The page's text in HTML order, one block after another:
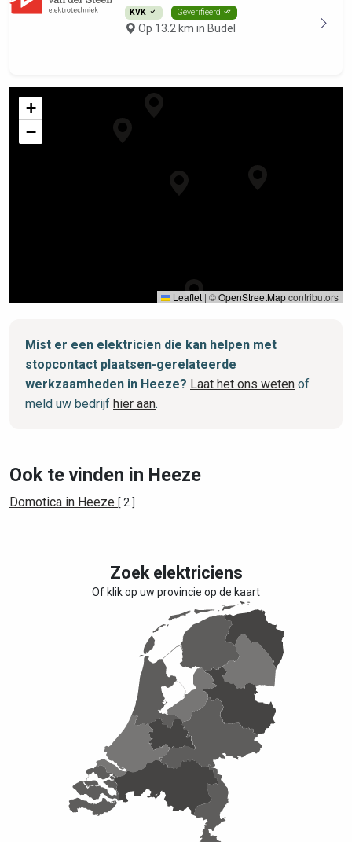
KVK Geverifieerd
Op 13.2 km in Budel
+
−
Leaflet | ©OpenStreetMapcontributors
Mist er een elektricien die kan helpen met
stopcontact plaatsen-gerelateerde
werkzaamheden in Heeze? Laat het ons weten of
meld uw bedrijf hier aan.
Ook te vinden in Heeze
Domotica in Heeze [ 2 ]
Zoek elektriciens
Of klik op uw provincie op de kaart